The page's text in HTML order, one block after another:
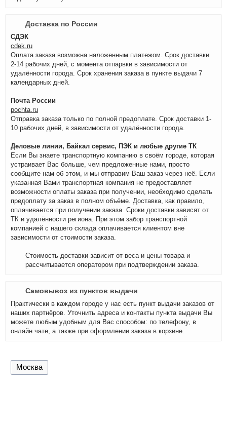
Доставка по России
СДЭК
cdek.ru
Оплата заказа возможна наложенным платежом. Срок доставки
2-14 рабочих дней, с момента отпарвки в зависимости от
удалённости города. Срок хранения заказа в пункте выдачи 7
календарных дней.
Почта России
pochta.ru
Отправка заказа только по полной предоплате. Срок доставки 1-
10 рабочих дней, в зависимости от удалённости города.
Деловые линии, Байкал сервис, ПЭК и любые другие ТК
Если Вы знаете транспортную компанию в своём городе, которая
устраивает Вас больше, чем предложенные нами, просто
сообщите нам об этом, и мы отправим Ваш заказ через неё. Если
указанная Вами транспортная компания не предоставляет
возможности оплаты заказа при получении, необходимо сделать
предоплату за заказ в полном объёме. Доставка, как правило,
оплачивается при получении заказа. Сроки доставки зависят от
ТК и удалённости региона. При этом забор транспортной
компанией с нашего склада оплачивается клиентом вне
зависимости от стоимости заказа.
Стоимость доставки зависит от веса и цены товара и
рассчитывается оператором при подтверждении заказа.
Самовывоз из пунктов выдачи
Практически в каждом городе у нас есть пункт выдачи заказов от
наших партнёров. Уточнить адреса и контакты пункта выдачи Вы
можете любым удобным для Вас способом: по телефону, в
онлайн чате, а также при оформлении заказа в корзине.
Москва